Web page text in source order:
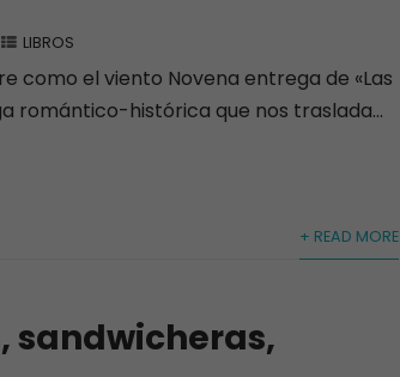
LIBROS
como el viento Novena entrega de «Las
romántico-histórica que nos traslada...
+ READ MORE
sandwicheras,